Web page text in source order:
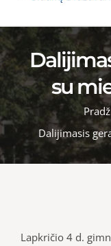
su
Dalijimasis
Lapkričio 4 d.